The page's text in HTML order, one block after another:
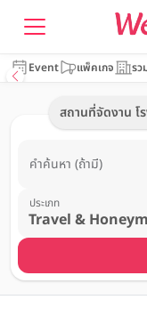
Event แพ็คเกจ รว
สถานที่จัดงาน โ
คำค้นหา (ถ้ามี)
ประเภท